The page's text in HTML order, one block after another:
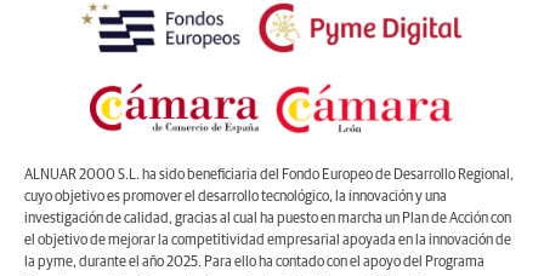
ALNUAR 2000 S.L. ha sido beneficiaria del Fondo Europeo de Desarrollo Regional,
cuyo objetivo es promover el desarrollo tecnológico, la innovación y una
investigación de calidad, gracias al cual ha puesto en marcha un Plan de Acción con
el objetivo de mejorar la competitividad empresarial apoyada en la innovación de
la pyme, durante el año 2025. Para ello ha contado con el apoyo del Programa